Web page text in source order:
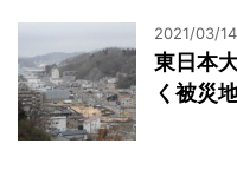
2021/03/14
東日本
く被災